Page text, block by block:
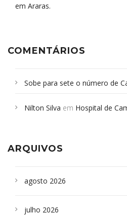
em Araras.
COMENTÁRIOS
Sobe para sete o número de
Campoformosenses que
Nilton Silva em Hospital de
ARQUIVOS
agosto 2026
julho 2026